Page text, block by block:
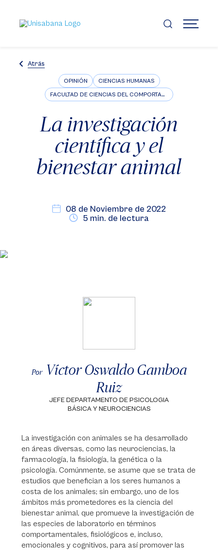
contenido
principal
MENÚ
Atrás
OPINIÓN CIENCIAS HUMANAS
FACULTAD DE CIENCIAS DEL COMPORTAMIENTO
La investigación
científica y el
bienestar animal
08 de Noviembre de 2022
5 min. de lectura
Por Víctor Oswaldo Gamboa
Ruiz
JEFE DEPARTAMENTO DE PSICOLOGIA
BÁSICA Y NEUROCIENCIAS
La investigación con animales se ha desarrollado
en áreas diversas, como las neurociencias, la
farmacología, la fisiología, la genética o la
psicología. Comúnmente, se asume que se trata de
estudios que benefician a los seres humanos a
costa de los animales; sin embargo, uno de los
ámbitos más prometedores es la ciencia del
bienestar animal, que promueve la investigación de
las especies de laboratorio en términos
comportamentales, fisiológicos e, incluso,
emocionales y cognitivos, para así promover las